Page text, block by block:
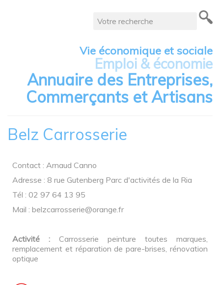
Vie économique et sociale
Emploi & économie
Annuaire des Entreprises,
Commerçants et Artisans
Belz Carrosserie
Contact : Arnaud Canno
Adresse : 8 rue Gutenberg Parc d'activités de la Ria
Tél : 02 97 64 13 95
Mail : belzcarrosserie@orange.fr
Activité : Carrosserie peinture toutes marques,
remplacement et réparation de pare-brises, rénovation
optique